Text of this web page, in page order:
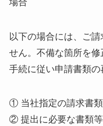
以下の場合には、ご
せん。不備な箇所を
手続に従い申請書類の
① 当社指定の請求書
② 提出に必要な書類